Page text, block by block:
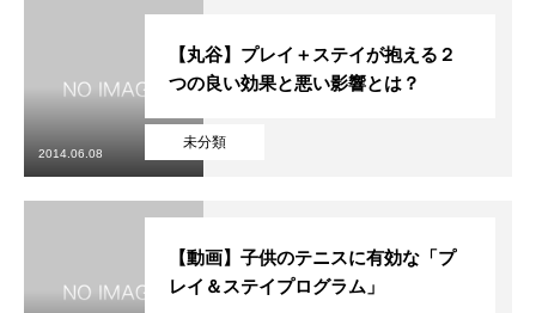
未分類
【丸谷】プレイ＋ステイが抱える２
つの良い効果と悪い影響とは？
2014.06.08
【動画】子供のテニスに有効な「プ
レイ＆ステイプログラム」